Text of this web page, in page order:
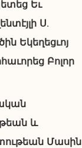
Եւ
Ս.
Եկեղեցւոյ
Բոլոր
և
Մասին